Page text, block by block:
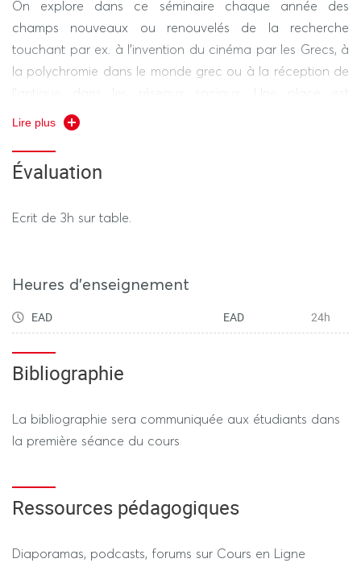
On explore dans ce séminaire chaque année des
champs nouveaux ou renouvelés de la recherche
touchant par ex. à l’invention du cinéma par les Grecs, à
la polychromie dans le monde grec ou à la réception de
l’antique dans les réseaux sociaux. Une place est
réservée, au cours de chaque séance, à l’actualité de la
les étudiant.es.
Lire plus
Évaluation
Ecrit de 3h sur table.
Heures d'enseignement
EAD EAD 24h
Bibliographie
La bibliographie sera communiquée aux étudiants dans
la première séance du cours
Ressources pédagogiques
Diaporamas, podcasts, forums sur Cours en Ligne